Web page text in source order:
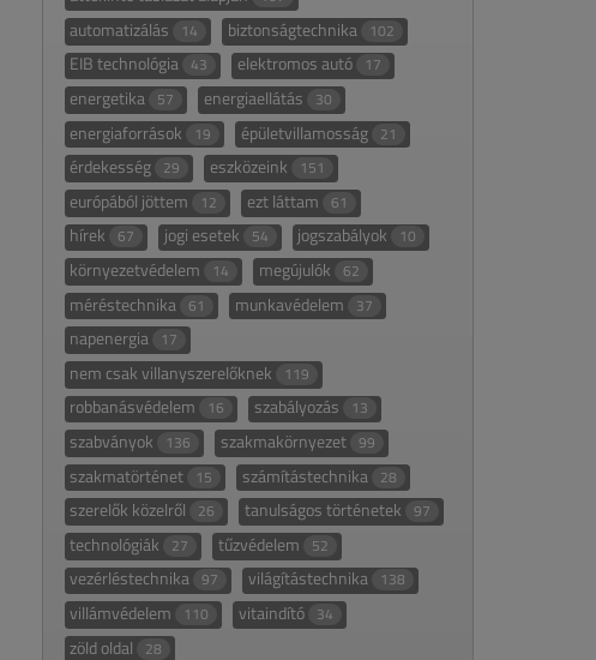
automatizálás 14 biztonságtechnika 102
EIB technológia 43 elektromos autó 17
energetika 57 energiaellátás 30
energiaforrások 19 épületvillamosság 21
érdekesség 29 eszközeink 151
európából jöttem 12 ezt láttam 61
hírek 67 jogi esetek 54 jogszabályok 10
környezetvédelem 14 megújulók 62
méréstechnika 61 munkavédelem 37
napenergia 17
nem csak villanyszerelőknek 119
robbanásvédelem 16 szabályozás 13
szabványok 136 szakmakörnyezet 99
szakmatörténet 15 számítástechnika 28
szerelők közelről 26 tanulságos történetek 97
technológiák 27 tűzvédelem 52
vezérléstechnika 97 világítástechnika 138
villámvédelem 110 vitaindító 34
zöld oldal 28